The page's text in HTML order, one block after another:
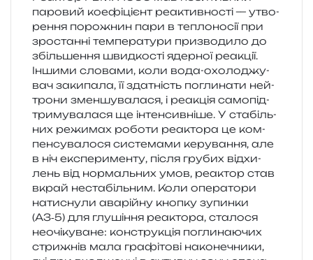
паро­вий кое­фі­ці­єнт реактив­но­сті — утво­
ре­н­ня поро­жнин пари в тепло­но­сії при
зро­стан­ні тем­пе­ра­ту­ри при­зво­ди­ло до
збіль­ше­н­ня швид­ко­сті ядер­ної реа­кції.
Іншими сло­ва­ми, коли вода-охо­ло­джу­
вач заки­па­ла, її зда­тність погли­на­ти ней­
тро­ни змен­шу­ва­ла­ся, і реа­кція само­під­
три­му­ва­ла­ся ще інтен­сив­ні­ше. У ста­біль­
них режи­мах робо­ти реакто­ра це ком­
пен­су­ва­ло­ся систе­ма­ми керу­ва­н­ня, але
в ніч екс­пе­ри­мен­ту, після гру­бих від­хи­
лень від нор­маль­них умов, реактор став
вкрай неста­біль­ним. Коли опе­ра­то­ри
нати­сну­ли ава­рій­ну кно­пку зупин­ки
(АЗ‑5) для глу­ші­н­ня реакто­ра, ста­ло­ся
нео­чі­ку­ва­не: кон­стру­кція погли­на­ю­чих
стри­жнів мала гра­фі­то­ві нако­не­чни­ки,